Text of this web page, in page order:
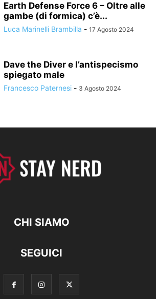
Earth Defense Force 6 – Oltre alle
gambe (di formica) c’è...
Luca Marinelli Brambilla - 17 Agosto 2024
Dave the Diver e l’antispecismo
spiegato male
Francesco Paternesi - 3 Agosto 2024
CHI SIAMO
SEGUICI